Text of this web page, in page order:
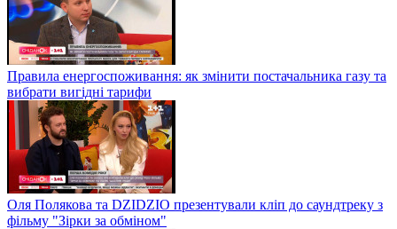
Правила енергоспоживання: як змінити постачальника газу та
вибрати вигідні тарифи
Оля Полякова та DZIDZIO презентували кліп до саундтреку з
фільму "Зірки за обміном"